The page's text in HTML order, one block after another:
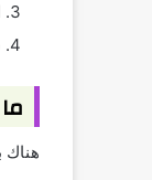
هناك